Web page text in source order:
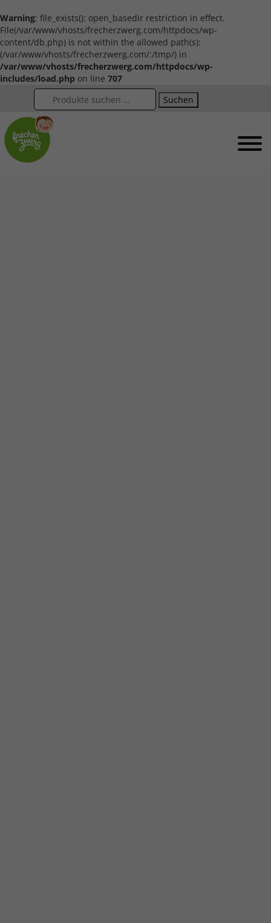
Warning: file_exists(): open_basedir restriction in effect.
File(/var/www/vhosts/frecherzwerg.com/httpdocs/wp-
content/db.php) is not within the allowed path(s):
(/var/www/vhosts/frecherzwerg.com/:/tmp/) in
/var/www/vhosts/frecherzwerg.com/httpdocs/wp-
includes/load.php on line 707
Suchen